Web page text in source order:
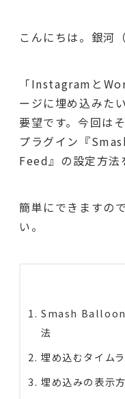
こんにちは。銀河
「Instagramと
ージに埋め込みた
要望です。今回は
プラグイン『
Feed』の設定方法
簡単にできますの
い。
Smash
法
埋め込むタイム
埋め込みの表示